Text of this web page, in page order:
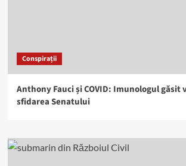
Conspirații
Anthony Fauci și COVID: Imunologul găsit
sfidarea Senatului